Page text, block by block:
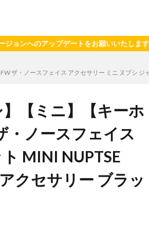
アップデートをお願いいたします（2024
ザ・ノースフェイス アクセサリー ミニ ヌプシ
】【ミニ】【キーホ
・ノースフェイス
MINI NUPTSE
クセサリー ブラッ